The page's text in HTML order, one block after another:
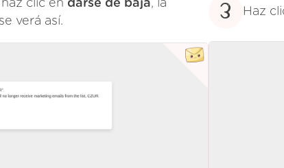
clic en darse de baja, la
verá así.
3 Haz